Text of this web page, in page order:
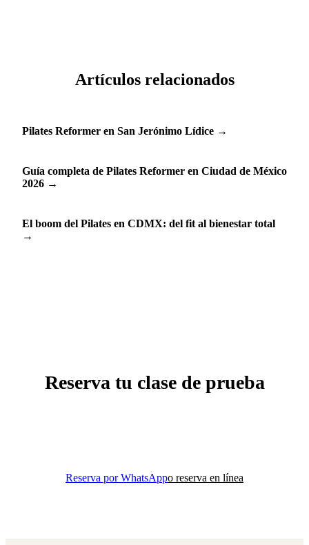
Artículos relacionados
Pilates Reformer en San Jerónimo Lídice →
Guía completa de Pilates Reformer en Ciudad de México
2026 →
El boom del Pilates en CDMX: del fit al bienestar total
→
Reserva tu clase de prueba
Reserva por WhatsAppo reserva en línea